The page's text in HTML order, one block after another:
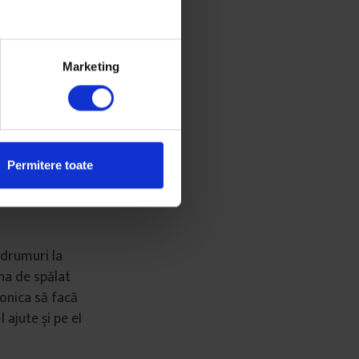
Marketing
Permitere toate
la magazinul
Se
se mai
la
de spălat
să facă
ajute și pe el